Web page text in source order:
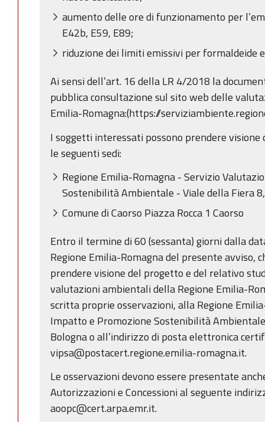
aumento delle ore di funzionamento per
E42b, E59, E89;
riduzione dei limiti emissivi per formaldeide
Ai sensi dell’art. 16 della LR 4/2018 la
pubblica consultazione sul sito web delle
Emilia-Romagna:(https://
I soggetti interessati possono prendere
le seguenti sedi:
Regione Emilia-Romagna - Servizio
Sostenibilità Ambientale - Viale della Fiera
Comune di Caorso Piazza Rocca 1 Caorso
Entro il termine di 60 (sessanta) giorni dalla
Regione Emilia-Romagna del presente avviso,
prendere visione del progetto e del relativo
valutazioni ambientali della Regione Emilia-
scritta proprie osservazioni, alla Regione
Impatto e Promozione Sostenibilità
Bologna o all’indirizzo di posta elettronica
vipsa@postacert.regione.emilia-romagna.it.
Le osservazioni devono essere presentate
Autorizzazioni e Concessioni al seguente
aoopc@cert.arpa.emr.it.